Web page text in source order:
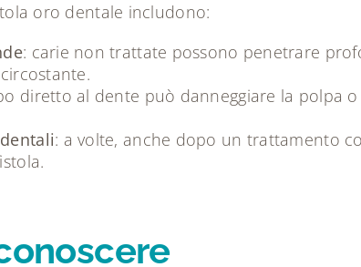
oro dentale includono:
: carie non trattate possono penetrare
diretto al dente può danneggiare la polpa
: a volte, anche dopo un trattamento